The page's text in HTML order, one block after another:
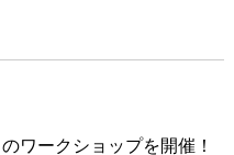
ワークショップを開催！